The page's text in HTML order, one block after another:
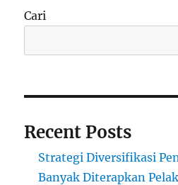
Cari
Recent Posts
Strategi Diversifikasi
Banyak Diterapkan